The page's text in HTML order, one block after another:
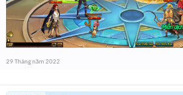
29 Tháng năm 2022